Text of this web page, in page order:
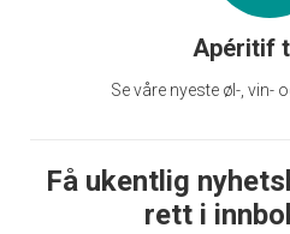
Apéritif
Se våre nyeste øl-, vin-
Få ukentlig
rett i